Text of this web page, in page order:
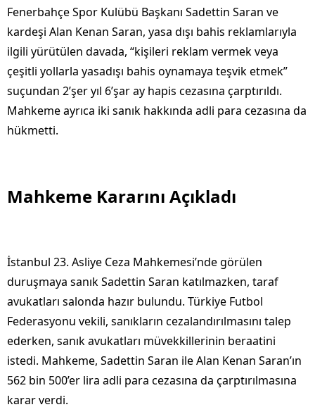
Fenerbahçe Spor Kulübü Başkanı Sadettin Saran ve
kardeşi Alan Kenan Saran, yasa dışı bahis reklamlarıyla
ilgili yürütülen davada, “kişileri reklam vermek veya
çeşitli yollarla yasadışı bahis oynamaya teşvik etmek”
suçundan 2’şer yıl 6’şar ay hapis cezasına çarptırıldı.
Mahkeme ayrıca iki sanık hakkında adli para cezasına da
hükmetti.
Mahkeme Kararını Açıkladı
İstanbul 23. Asliye Ceza Mahkemesi’nde görülen
duruşmaya sanık Sadettin Saran katılmazken, taraf
avukatları salonda hazır bulundu. Türkiye Futbol
Federasyonu vekili, sanıkların cezalandırılmasını talep
ederken, sanık avukatları müvekkillerinin beraatini
istedi. Mahkeme, Sadettin Saran ile Alan Kenan Saran’ın
562 bin 500’er lira adli para cezasına da çarptırılmasına
karar verdi.